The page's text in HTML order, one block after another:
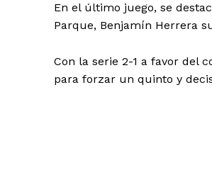
En el último juego, se
Parque, Benjamín Herrera
Con la serie 2-1 a favor del
para forzar un quinto y